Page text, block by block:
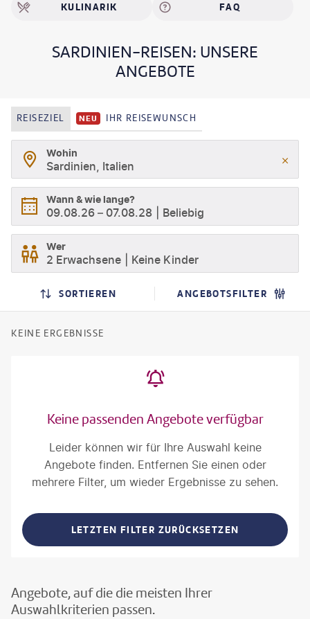
KULINARIK FAQ
SARDINIEN-REISEN: UNSERE
ANGEBOTE
REISEZIEL NEU IHR REISEWUNSCH
Wohin
Sardinien, Italien
Wann & wie lange?
09.08.26 – 07.08.28 Beliebig
Wer
2 Erwachsene Keine Kinder
SORTIEREN ANGEBOTSFILTER
KEINE ERGEBNISSE
Keine passenden Angebote verfügbar
Leider können wir für Ihre Auswahl keine
Angebote finden. Entfernen Sie einen oder
mehrere Filter, um wieder Ergebnisse zu sehen.
LETZTEN FILTER ZURÜCKSETZEN
Angebote, auf die die meisten Ihrer
Auswahlkriterien passen.